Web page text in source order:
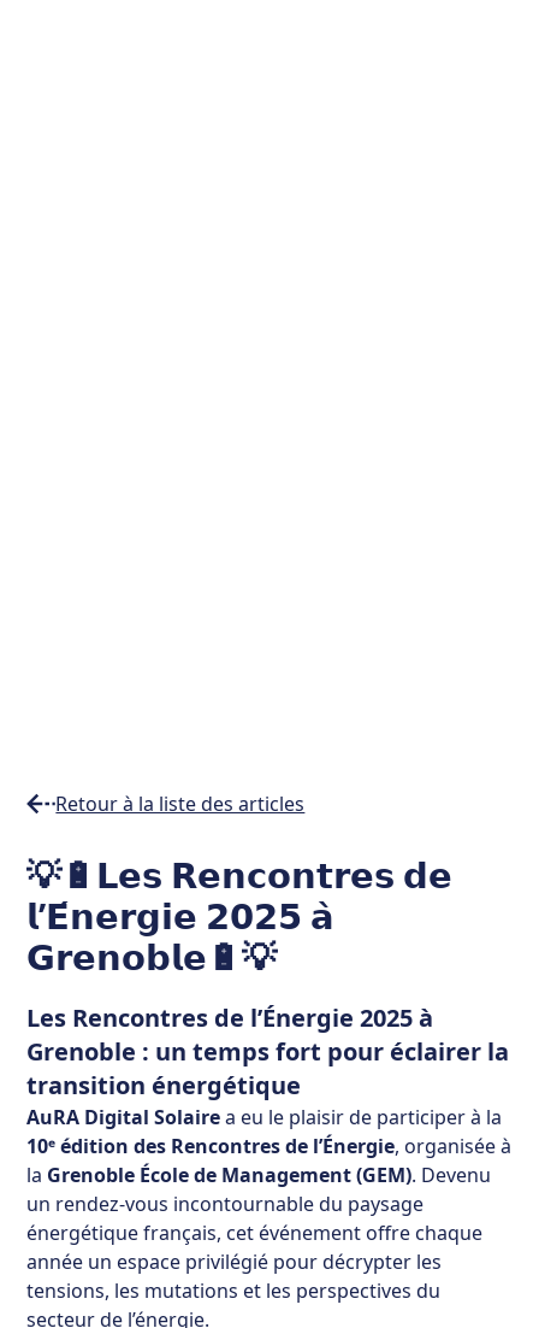
Retour à la liste des articles
Temps
de
lecture
💡🔋𝗟𝗲𝘀 𝗥𝗲𝗻𝗰𝗼𝗻𝘁𝗿𝗲𝘀 𝗱𝗲
𝗹’𝗘́𝗻𝗲𝗿𝗴𝗶𝗲 𝟮𝟬𝟮𝟱 𝗮̀
𝗚𝗿𝗲𝗻𝗼𝗯𝗹𝗲🔋💡
Les Rencontres de l’Énergie 2025 à
Grenoble : un temps fort pour éclairer la
transition énergétique
AuRA Digital Solairea eu le plaisir de participer à la
10ᵉ édition des Rencontres de l’Énergie, organisée à
la Grenoble École de Management (GEM). Devenu
un rendez-vous incontournable du paysage
énergétique français, cet événement offre chaque
année un espace privilégié pour décrypter les
tensions, les mutations et les perspectives du
secteur de l’énergie.